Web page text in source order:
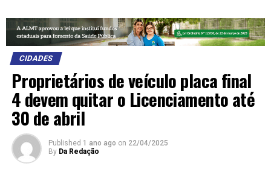
CIDADES
Proprietários de veículo placa final
4 devem quitar o Licenciamento até
30 de abril
Published 1 ano ago on 22/04/2025
By Da Redação